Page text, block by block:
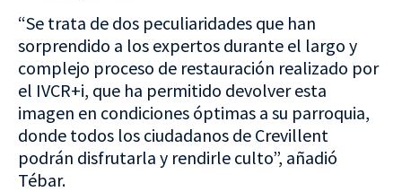
“Se trata de dos peculiaridades que han
sorprendido a los expertos durante el largo y
complejo proceso de restauración realizado por
el IVCR+i, que ha permitido devolver esta
imagen en condiciones óptimas a su parroquia,
donde todos los ciudadanos de Crevillent
podrán disfrutarla y rendirle culto”, añadió
Tébar.